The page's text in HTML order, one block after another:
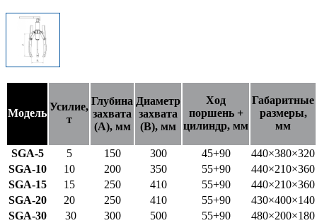
Модель
Усилие,
т
Глубина
захвата
(A), мм
Диаметр
захвата
(B), мм
Ход
поршень +
цилиндр, мм
Габаритные
размеры,
мм
SGA-5 5 150 300 45+90
440×380×320
SGA-10
10 200 350 55+90
440×210×360
SGA-15
15 250 410 55+90
440×210×360
SGA-20
20 250 410 55+90
430×400×140
SGA-30
30 300 500 55+90
480×200×180